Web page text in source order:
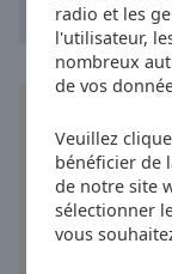
radio et les
l'utilisateur,
nombreux
de vos
Veuillez
bénéficier de
de notre site
sélectionner
vous
Background
Caption
Background
pour votre
stations de